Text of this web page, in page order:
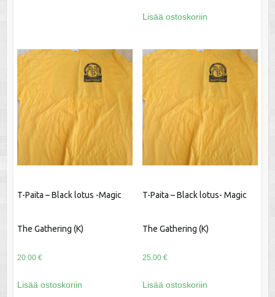
oli:
Lisää ostoskoriin
T-Paita – Black lotus -Magic
The Gathering (K)
20.00 €
Lisää ostoskoriin
T-Paita – Black lotus- Magic
The Gathering (K)
25.00 €
Lisää ostoskoriin